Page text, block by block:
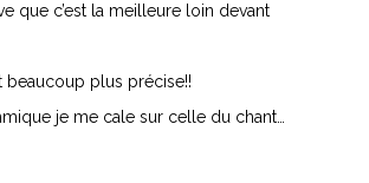
que c’est la meilleure loin devant
beaucoup plus précise!!
je me cale sur celle du chant…